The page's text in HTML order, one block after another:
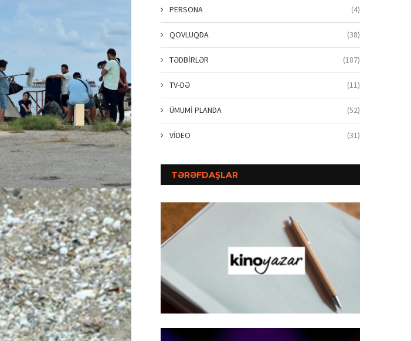
PERSONA (4)
QOVLUQDA (38)
TƏDBİRLƏR (187)
TV-DƏ (11)
ÜMUMİ PLANDA (52)
VİDEO (31)
TƏRƏFDAŞLAR